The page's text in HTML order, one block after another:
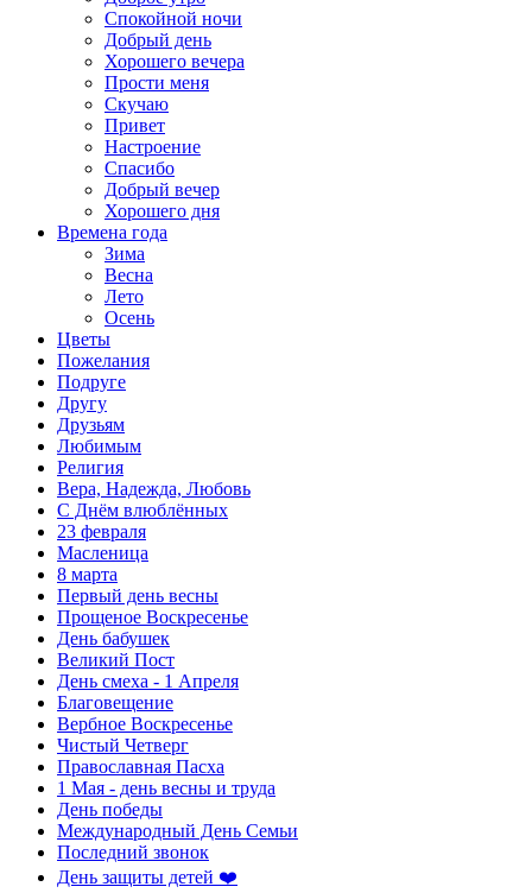
Спокойной ночи
Добрый день
Хорошего вечера
Прости меня
Скучаю
Привет
Настроение
Спасибо
Добрый вечер
Хорошего дня
Времена года
Зима
Весна
Лето
Осень
Цветы
Пожелания
Подруге
Другу
Друзьям
Любимым
Религия
Вера, Надежда, Любовь
С Днём влюблённых
23 февраля
Масленица
8 марта
Первый день весны
Прощеное Воскресенье
День бабушек
Великий Пост
День смеха - 1 Апреля
Благовещение
Вербное Воскресенье
Чистый Четверг
Православная Пасха
1 Мая - день весны и труда
День победы
Международный День Семьи
Последний звонок
День защиты детей ❤️